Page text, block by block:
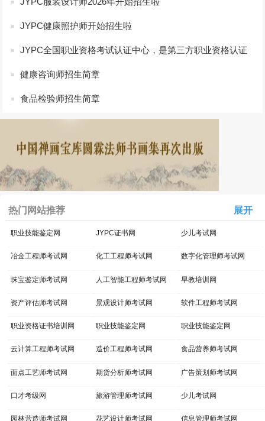
JYPC健康照护师开始招生啦
JYPC全国职业资格考试认证中心，是第三方职业资格认证
健康咨询师招生简章
食品检验师招生简章
热门网站推荐 展开
职业技能鉴定网 JYPC证书网 少儿考试网
冶金工程师考试网 化工工程师考试网 数字化管理师考试网
珠宝鉴定师考试网 人工智能工程师考试网 早教培训网
资产评估师考试网 景观设计师考试网 软件工程师考试网
职业资格证书培训网 职业技能鉴定网 职业技能鉴定网
云计算工程师考试网 造价工程师考试网 食品营养师考试网
面点工艺师考试网 期货分析师考试网 广告策划师考试网
口才考级网 旅游管理师考试网 少儿考试网
园林营造师考试网 花艺设计师考试网 信息管理师考试网